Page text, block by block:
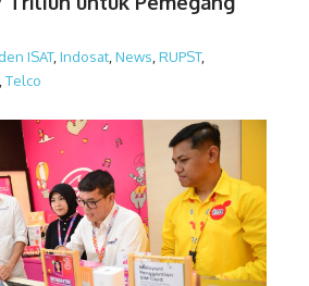
ISAT, Indosat News RUPST,
Telco